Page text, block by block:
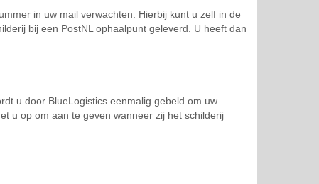
in uw mail verwachten. Hierbij kunt u zelf in de
bij een PostNL ophaalpunt geleverd. U heeft dan
u door BlueLogistics eenmalig gebeld om uw
u op om aan te geven wanneer zij het schilderij